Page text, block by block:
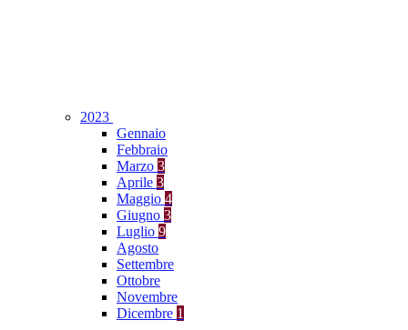
2023
Gennaio
Febbraio
Marzo 3
Aprile 3
Maggio 4
Giugno 3
Luglio 9
Agosto
Settembre
Ottobre
Novembre
Dicembre 1